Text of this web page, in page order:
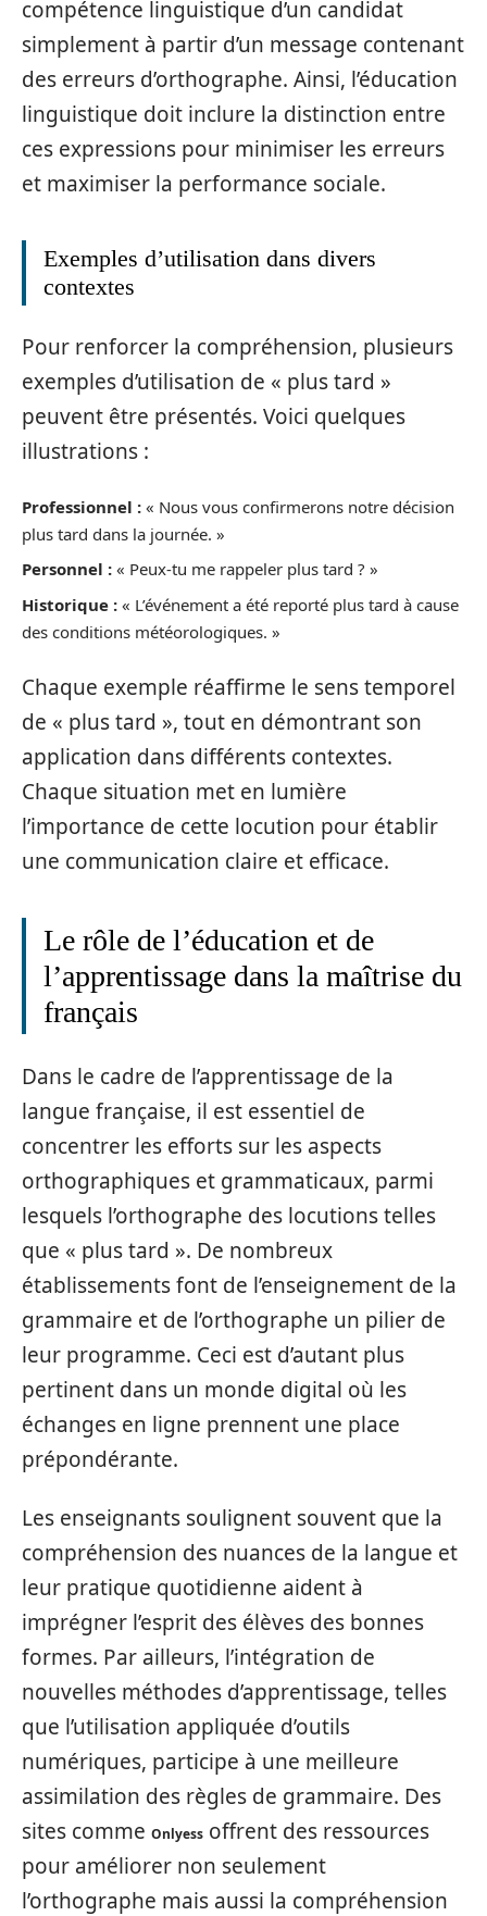
compétence linguistique d’un candidat
simplement à partir d’un message contenant
des erreurs d’orthographe. Ainsi, l’éducation
linguistique doit inclure la distinction entre
ces expressions pour minimiser les erreurs
et maximiser la performance sociale.
Exemples d’utilisation dans divers
contextes
Pour renforcer la compréhension, plusieurs
exemples d’utilisation de « plus tard »
peuvent être présentés. Voici quelques
illustrations :
Professionnel : « Nous vous confirmerons notre décision
plus tard dans la journée. »
Personnel : « Peux-tu me rappeler plus tard ? »
Historique : « L’événement a été reporté plus tard à cause
des conditions météorologiques. »
Chaque exemple réaffirme le sens temporel
de « plus tard », tout en démontrant son
application dans différents contextes.
Chaque situation met en lumière
l’importance de cette locution pour établir
une communication claire et efficace.
Le rôle de l’éducation et de
l’apprentissage dans la maîtrise du
français
Dans le cadre de l’apprentissage de la
langue française, il est essentiel de
concentrer les efforts sur les aspects
orthographiques et grammaticaux, parmi
lesquels l’orthographe des locutions telles
que « plus tard ». De nombreux
établissements font de l’enseignement de la
grammaire et de l’orthographe un pilier de
leur programme. Ceci est d’autant plus
pertinent dans un monde digital où les
échanges en ligne prennent une place
prépondérante.
Les enseignants soulignent souvent que la
compréhension des nuances de la langue et
leur pratique quotidienne aident à
imprégner l’esprit des élèves des bonnes
formes. Par ailleurs, l’intégration de
nouvelles méthodes d’apprentissage, telles
que l’utilisation appliquée d’outils
numériques, participe à une meilleure
assimilation des règles de grammaire. Des
sites comme Onlyess offrent des ressources
pour améliorer non seulement
l’orthographe mais aussi la compréhension